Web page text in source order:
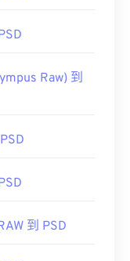
Raw) 到
到 PSD